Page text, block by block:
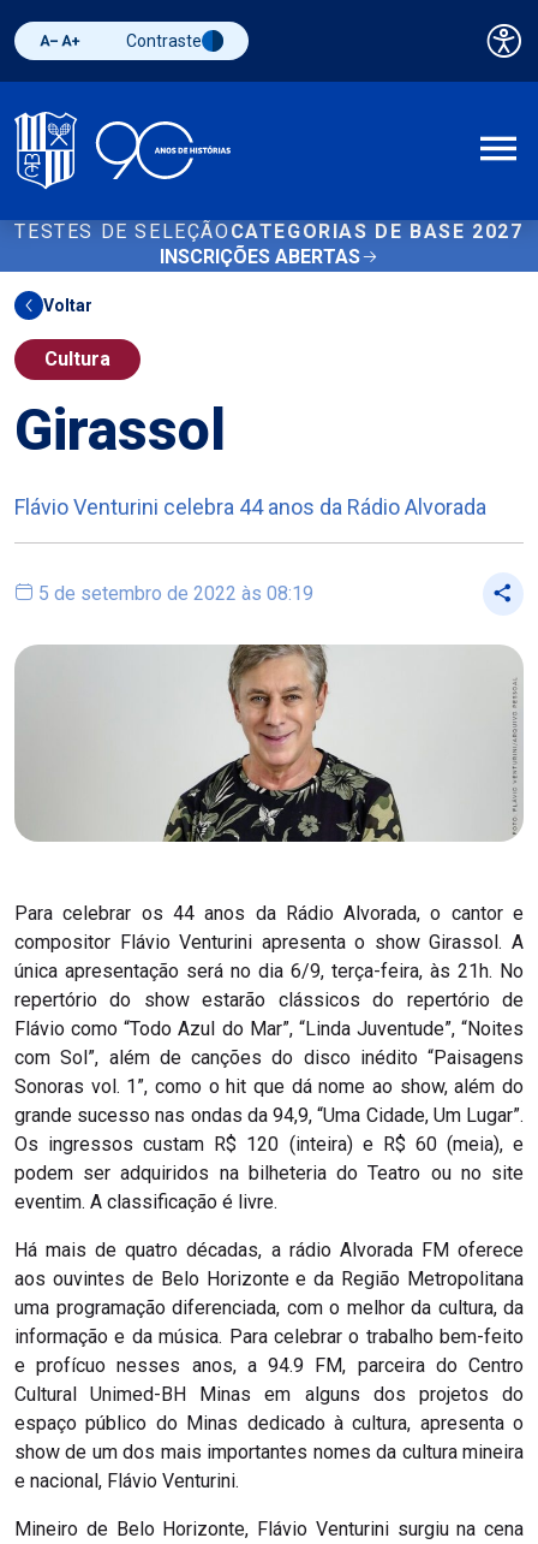
Diminuir fonte
Aumentar fonteAlternar contraste
Contraste
TESTES DE SELEÇÃO CATEGORIAS DE BASE 2027
INSCRIÇÕES ABERTAS
Voltar
Cultura
Girassol
Flávio Venturini celebra 44 anos da Rádio Alvorada
5 de setembro de 2022 às 08:19
Para celebrar os 44 anos da Rádio Alvorada, o cantor e
compositor Flávio Venturini apresenta o show Girassol. A
única apresentação será no dia 6/9, terça-feira, às 21h. No
repertório do show estarão clássicos do repertório de
Flávio como “Todo Azul do Mar”, “Linda Juventude”, “Noites
com Sol”, além de canções do disco inédito “Paisagens
Sonoras vol. 1”, como o hit que dá nome ao show, além do
grande sucesso nas ondas da 94,9, “Uma Cidade, Um Lugar”.
Os ingressos custam R$ 120 (inteira) e R$ 60 (meia), e
podem ser adquiridos na bilheteria do Teatro ou no site
eventim. A classificação é livre.
Há mais de quatro décadas, a rádio Alvorada FM oferece
aos ouvintes de Belo Horizonte e da Região Metropolitana
uma programação diferenciada, com o melhor da cultura, da
informação e da música. Para celebrar o trabalho bem-feito
e profícuo nesses anos, a 94.9 FM, parceira do Centro
Cultural Unimed-BH Minas em alguns dos projetos do
espaço público do Minas dedicado à cultura, apresenta o
show de um dos mais importantes nomes da cultura mineira
e nacional, Flávio Venturini.
Mineiro de Belo Horizonte, Flávio Venturini surgiu na cena